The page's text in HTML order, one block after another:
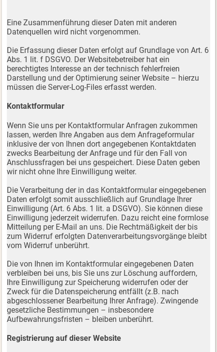
Eine Zusammenführung dieser Daten mit anderen
Datenquellen wird nicht vorgenommen.
Die Erfassung dieser Daten erfolgt auf Grundlage von Art. 6
Abs. 1 lit. f DSGVO. Der Websitebetreiber hat ein
berechtigtes Interesse an der technisch fehlerfreien
Darstellung und der Optimierung seiner Website – hierzu
müssen die Server-Log-Files erfasst werden.
Kontaktformular
Wenn Sie uns per Kontaktformular Anfragen zukommen
lassen, werden Ihre Angaben aus dem Anfrageformular
inklusive der von Ihnen dort angegebenen Kontaktdaten
zwecks Bearbeitung der Anfrage und für den Fall von
Anschlussfragen bei uns gespeichert. Diese Daten geben
wir nicht ohne Ihre Einwilligung weiter.
Die Verarbeitung der in das Kontaktformular eingegebenen
Daten erfolgt somit ausschließlich auf Grundlage Ihrer
Einwilligung (Art. 6 Abs. 1 lit. a DSGVO). Sie können diese
Einwilligung jederzeit widerrufen. Dazu reicht eine formlose
Mitteilung per E-Mail an uns. Die Rechtmäßigkeit der bis
zum Widerruf erfolgten Datenverarbeitungsvorgänge bleibt
vom Widerruf unberührt.
Die von Ihnen im Kontaktformular eingegebenen Daten
verbleiben bei uns, bis Sie uns zur Löschung auffordern,
Ihre Einwilligung zur Speicherung widerrufen oder der
Zweck für die Datenspeicherung entfällt (z.B. nach
abgeschlossener Bearbeitung Ihrer Anfrage). Zwingende
gesetzliche Bestimmungen – insbesondere
Aufbewahrungsfristen – bleiben unberührt.
Registrierung auf dieser Website